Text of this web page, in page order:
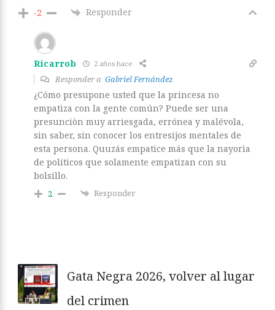
-2 Responder
Ricarrob 2 años hace
Responder a Gabriel Fernández
¿Cómo presupone usted que la princesa no
empatiza con la gente común? Puede ser una
presunciòn muy arriesgada, errónea y malévola,
sin saber, sin conocer los entresijos mentales de
esta persona. Quuzás empatice más que la nayorìa
de políticos que solamente empatizan con su
bolsillo.
2 Responder
Gata Negra 2026, volver al lugar
del crimen